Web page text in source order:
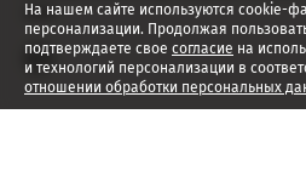
На нашем сайте используются cookie-
персонализации. Продолжая
подтверждаете свое согласие на
и технологий персонализации в
отношении обработки персональных
2026